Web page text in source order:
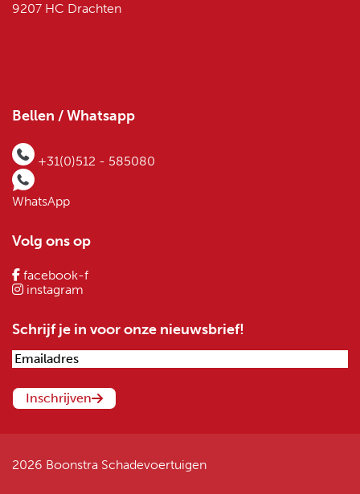
9207 HC Drachten
Bellen / Whatsapp
+31(0)512 - 585080
WhatsApp
Volg ons op
facebook-f
instagram
Schrijf je in voor onze nieuwsbrief!
2026 Boonstra Schadevoertuigen